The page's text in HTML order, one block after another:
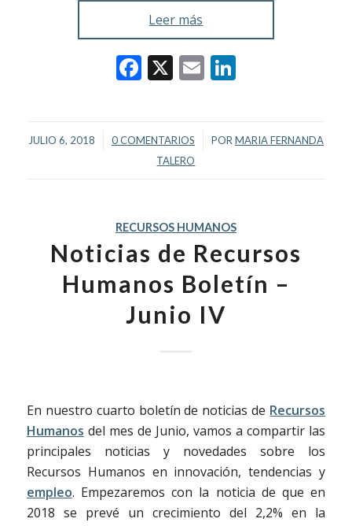
Leer más
Facebook
X EmailLinkedIn
JULIO 6, 2018
/ 0 COMENTARIOS
/ PORMARIA FERNANDA
TALERO
RECURSOS HUMANOS
Noticias de Recursos
Humanos Boletín –
Junio IV
En nuestro cuarto boletín de noticias de Recursos
Humanos del mes de Junio, vamos a compartir las
principales noticias y novedades sobre los
Recursos Humanos en innovación, tendencias y
empleo. Empezaremos con la noticia de que en
2018 se prevé un crecimiento del 2,2% en la